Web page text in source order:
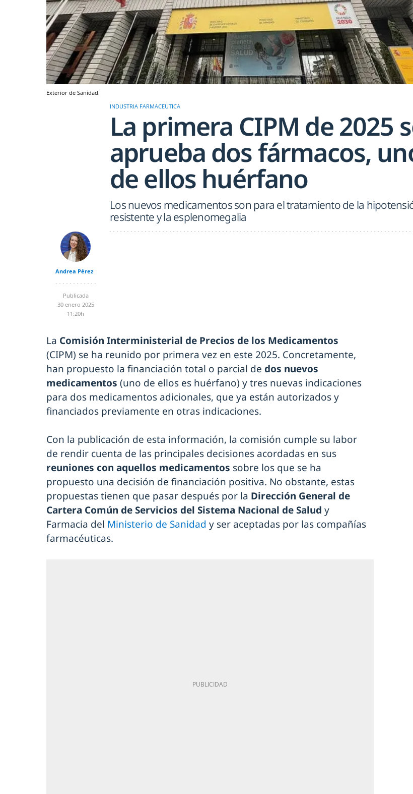
Exterior de Sanidad.
INDUSTRIA FARMACEUTICA
La primera CIPM de 2025
aprueba dos fármacos,
de ellos huérfano
Los nuevos medicamentos son para el tratamiento de la
resistente y la esplenomegalia
Andrea Pérez
Publicada
30 enero 2025
11:20h
La Comisión Interministerial de Precios de los Medicamentos
(CIPM) se ha reunido por primera vez en este 2025. Concretamente,
han propuesto la financiación total o parcial de dos nuevos
medicamentos (uno de ellos es huérfano) y tres nuevas indicaciones
para dos medicamentos adicionales, que ya están autorizados y
financiados previamente en otras indicaciones.
Con la publicación de esta información, la comisión cumple su labor
de rendir cuenta de las principales decisiones acordadas en sus
reuniones con aquellos medicamentos sobre los que se ha
propuesto una decisión de financiación positiva. No obstante, estas
propuestas tienen que pasar después por la Dirección General de
Cartera Común de Servicios del Sistema Nacional de Salud y
Farmacia del Ministerio de Sanidad y ser aceptadas por las compañías
farmacéuticas.